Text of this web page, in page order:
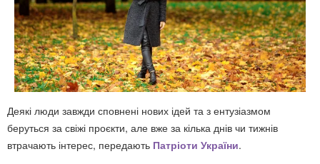
Деякі люди завжди сповнені нових ідей та з ентузіазмом
беруться за свіжі проєкти, але вже за кілька днів чи тижнів
втрачають інтерес, передають Патріоти України.